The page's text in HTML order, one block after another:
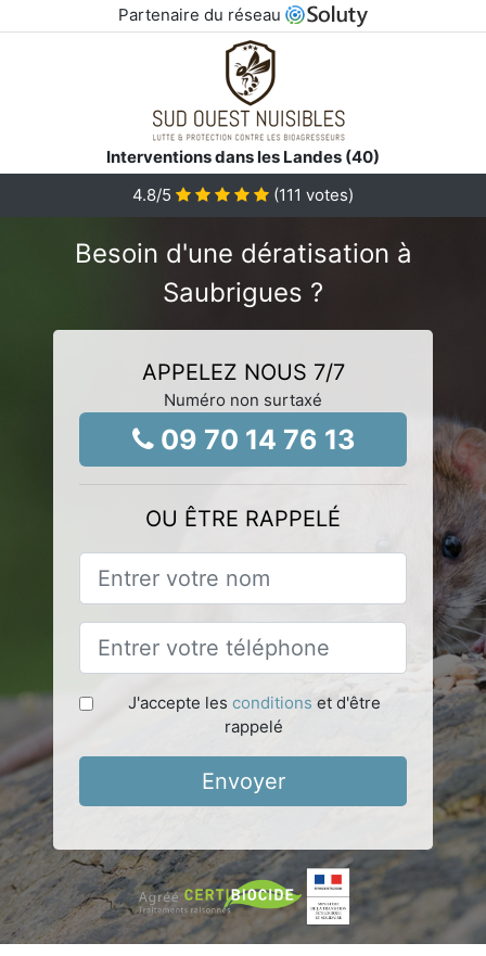
Partenaire du réseau
Interventions dans les Landes (40)
4.8/5 (111 votes)
Besoin d'une dératisation à
Saubrigues ?
APPELEZ NOUS 7/7
Numéro non surtaxé
09 70 14 76 13
OU ÊTRE RAPPELÉ
J'accepte les conditions et d'être
rappelé
Envoyer